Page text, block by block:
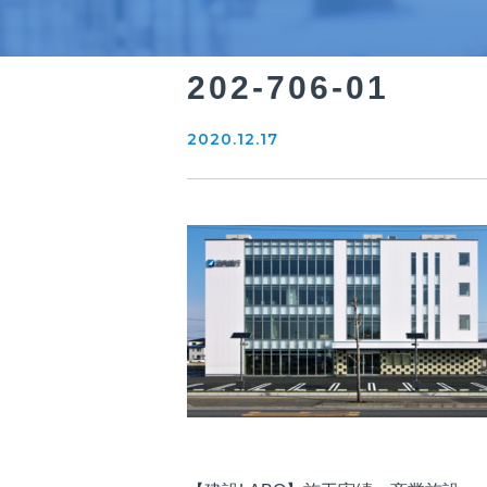
202-706-01
2020.12.17